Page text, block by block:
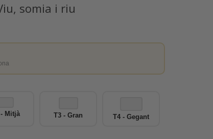
somia i riu
Mitjà T3 - Gran T4 - Gegant